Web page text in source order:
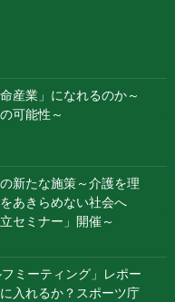
産業」になれるのか～
可能性～
新たな施策～介護を理
あきらめない社会へ
セミナー」開催～
フミーティング」レポー
入れるか？スポーツ庁